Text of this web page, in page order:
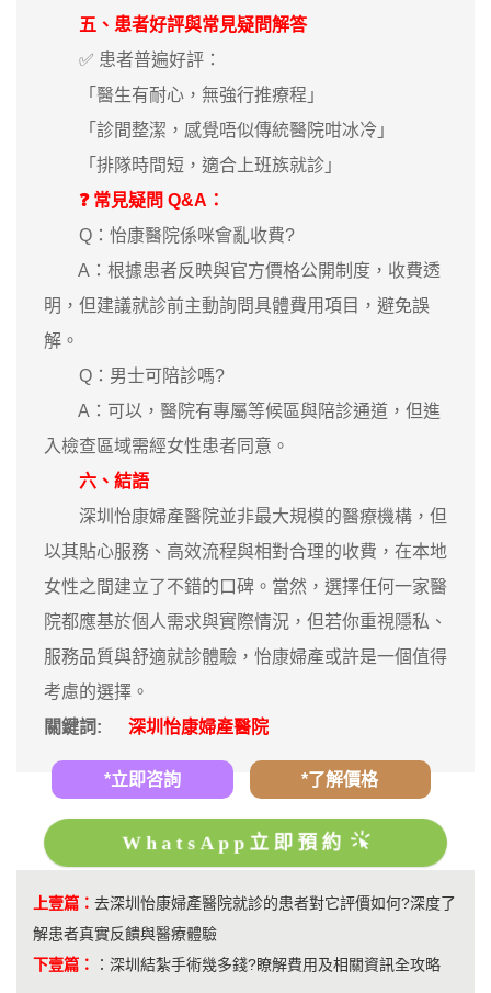
五、患者好評與常見疑問解答
✅ 患者普遍好評：
「醫生有耐心，無強行推療程」
「診間整潔，感覺唔似傳統醫院咁冰冷」
「排隊時間短，適合上班族就診」
❓ 常見疑問 Q&A：
Q：怡康醫院係咪會亂收費?
A：根據患者反映與官方價格公開制度，收費透
明，但建議就診前主動詢問具體費用項目，避免誤
解。
Q：男士可陪診嗎?
A：可以，醫院有專屬等候區與陪診通道，但進
入檢查區域需經女性患者同意。
六、結語
深圳怡康婦產醫院並非最大規模的醫療機構，但
以其貼心服務、高效流程與相對合理的收費，在本地
女性之間建立了不錯的口碑。當然，選擇任何一家醫
院都應基於個人需求與實際情況，但若你重視隱私、
服務品質與舒適就診體驗，怡康婦產或許是一個值得
考慮的選擇。
關鍵詞:
深圳怡康婦產醫院
*立即咨詢 *了解價格
WhatsApp立即預約
上壹篇： 去深圳怡康婦產醫院就診的患者對它評價如何?深度了
解患者真實反饋與醫療體驗
下壹篇：
： 深圳結紮手術幾多錢?瞭解費用及相關資訊全攻略